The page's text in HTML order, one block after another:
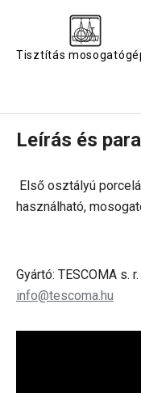
Tisztítás
Leírás és
Első osztályú
használható,
Gyártó: TESCOMA s.
info@tescoma.hu